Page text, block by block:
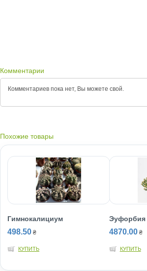
Комментарии
Комментариев пока нет, Вы можете свой.
Похожие товары
Гимнокалициум
498.50 ₴
КУПИТЬ
Эуфорбия
4870.00 ₴
КУПИТЬ